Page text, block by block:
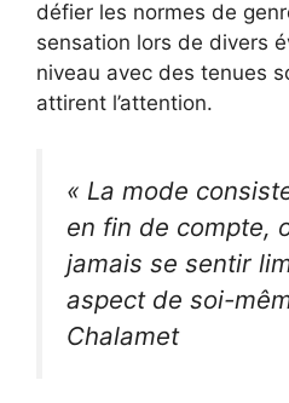
défier les normes de
sensation lors de divers
niveau avec des tenues
attirent l’attention.
« La mode
en fin de compte,
jamais se sentir
aspect de soi-
Chalamet